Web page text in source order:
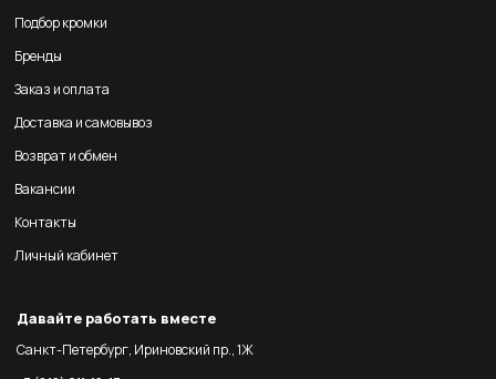
Подбор кромки
Бренды
Заказ и оплата
Доставка и самовывоз
Возврат и обмен
Вакансии
Контакты
Личный кабинет
Давайте работать вместе
Санкт-Петербург, Ириновский пр., 1Ж